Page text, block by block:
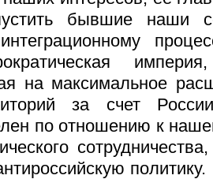
бывшие наши
интеграционному
на максимальное
за счет
по отношению к